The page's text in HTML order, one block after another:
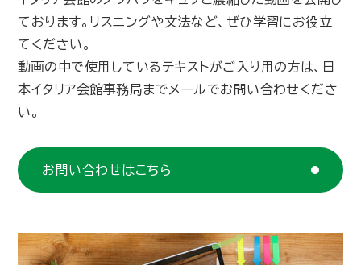
ております。リスニングや文法など、ぜひ学習にお役立
てください。
動画の中で使用しているテキストがご入り用の方は、日
本イタリア会館事務局までメールでお問い合わせくださ
い。
お問い合わせはこちら